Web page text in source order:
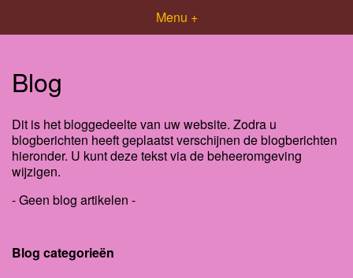
Menu +
Blog
Dit is het bloggedeelte van uw website. Zodra u
blogberichten heeft geplaatst verschijnen de blogberichten
hieronder. U kunt deze tekst via de beheeromgeving
wijzigen.
- Geen blog artikelen -
Blog categorieën